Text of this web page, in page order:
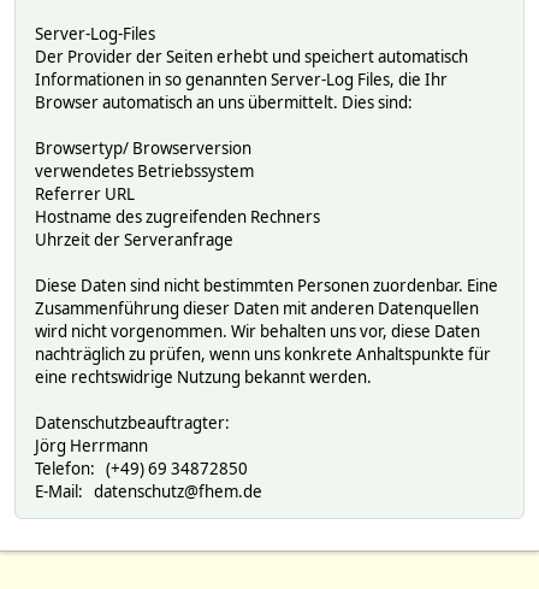
Server-Log-Files
Der Provider der Seiten erhebt und speichert automatisch
Informationen in so genannten Server-Log Files, die Ihr
Browser automatisch an uns übermittelt. Dies sind:
Browsertyp/ Browserversion
verwendetes Betriebssystem
Referrer URL
Hostname des zugreifenden Rechners
Uhrzeit der Serveranfrage
Diese Daten sind nicht bestimmten Personen zuordenbar. Eine
Zusammenführung dieser Daten mit anderen Datenquellen
wird nicht vorgenommen. Wir behalten uns vor, diese Daten
nachträglich zu prüfen, wenn uns konkrete Anhaltspunkte für
eine rechtswidrige Nutzung bekannt werden.
Datenschutzbeauftragter:
Jörg Herrmann
Telefon: (+49) 69 34872850
E-Mail: datenschutz@fhem.de